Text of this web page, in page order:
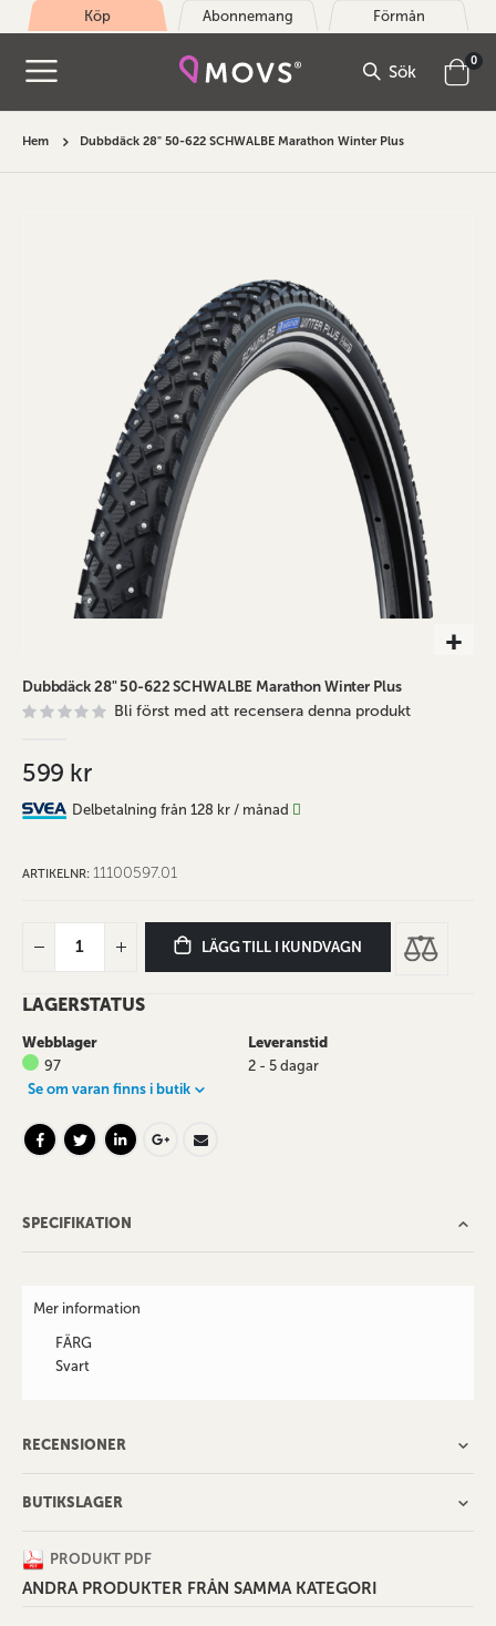
Köp Abonnemang Förmån
Sök Cart
0
Hem Dubbdäck 28" 50-622 SCHWALBE Marathon Winter Plus
till
början
Dubbdäck 28" 50-622 SCHWALBE Marathon Winter Plus
Bli först med att recensera denna produkt
599 kr
Delbetalning från 128 kr / månad
ARTIKELNR 11100597.01
LÄGG TILL I KUNDVAGN
LAGERSTATUS
Webblager
Leveranstid
97
2 - 5 dagar
Se om varan finns i butik
SPECIFIKATION
Mer information
FÄRG
Svart
RECENSIONER
BUTIKSLAGER
PRODUKT PDF
ANDRA PRODUKTER FRÅN SAMMA KATEGORI